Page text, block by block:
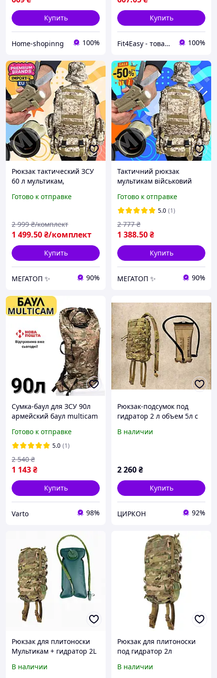
Купить
Home-shopinng 100%
Купить
Fit4Easy - товари для фітнесу та спорту 100%
Рюкзак тактический ЗСУ
60 л мультикам,
вместительный рюкзак
походов
Готово к отправке
1 499.50₴/комплект
2 999 ₴/комплект
Купить
МЕГАТОП ✨ 90%
Тактичний рюкзак
мультикам військовий
універсальний якісний
рюкзак для зсу
високоміцний походний
камуфляжний
Готово к отправке
5.0 (1)
1 388.50₴
2 777 ₴
Купить
МЕГАТОП ✨ 90%
Сумка-баул для ЗСУ 90л
армейский баул multicam
военный рюкзак баул
также хозяйственная
сумка для переезда
Готово к отправке
5.0 (1)
1 143₴
2 540 ₴
Купить
Varto 98%
Рюкзак-подсумок под
гидратор 2 л объем 5л с
+ Гидратор HYDRA 2L,
В наличии
2 260₴
Купить
ЦИРКОН 92%
Рюкзак для плитоноски
Мультикам + гидратор 2L
гидратора Мультикам
В наличии
Рюкзак для плитоноски
под гидратор 2л
В наличии